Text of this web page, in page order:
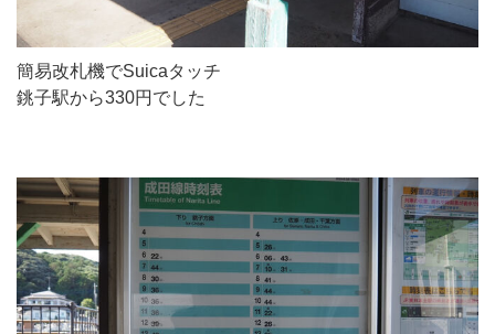
簡易改札機でSuicaタッチ
銚子駅から330円でした